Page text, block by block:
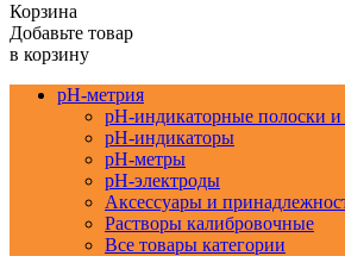
Корзина
Добавьте товар
в корзину
pH-метрия
pH-индикаторные полоски и
pH-индикаторы
pH-метры
pH-электроды
Аксессуары и
Растворы калибровочные
Все товары категории